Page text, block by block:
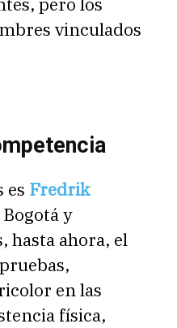
vinculados
es Fredrik
y
hasta ahora, el
en las
física,